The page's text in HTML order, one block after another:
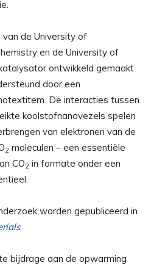
de University of
en de University of
ontwikkeld gemaakt
door een
De interacties tussen
koolstofnanovezels spelen
van elektronen van de
2 moleculen – een essentiële
CO2 in formate onder een
worden gepubliceerd in
.
bijdrage aan de opwarming